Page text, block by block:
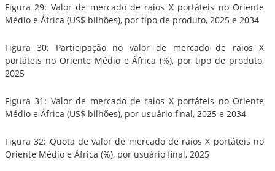
Figura 29: Valor de mercado de raios X portáteis no Oriente
Médio e África (US$ bilhões), por tipo de produto, 2025 e 2034
Figura 30: Participação no valor de mercado de raios X
portáteis no Oriente Médio e África (%), por tipo de produto,
2025
Figura 31: Valor de mercado de raios X portáteis no Oriente
Médio e África (US$ bilhões), por usuário final, 2025 e 2034
Figura 32: Quota de valor de mercado de raios X portáteis no
Oriente Médio e África (%), por usuário final, 2025